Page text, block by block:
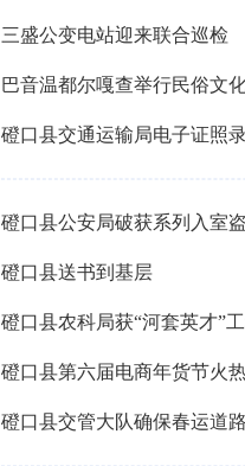
三盛公变电站迎来联合巡检
巴音温都尔嘎查举行民俗文
磴口县交通运输局电子证照
磴口县公安局破获系列入室
磴口县送书到基层
磴口县农科局获“河套英才”
磴口县第六届电商年货节火
磴口县交管大队确保春运道